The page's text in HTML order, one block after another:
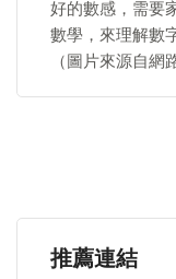
好的數感，需要
數學，來理解數
（圖片來源自網
推薦連結